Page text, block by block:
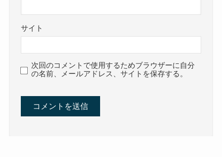
サイト
次回のコメントで使用するためブラウザーに自分
の名前、メールアドレス、サイトを保存する。